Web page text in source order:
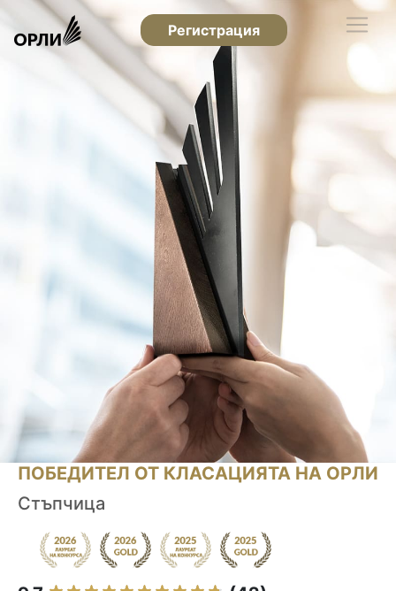
Регистрация
ПОБЕДИТЕЛ ОТ КЛАСАЦИЯТА НА ОРЛИ
Стъпчица